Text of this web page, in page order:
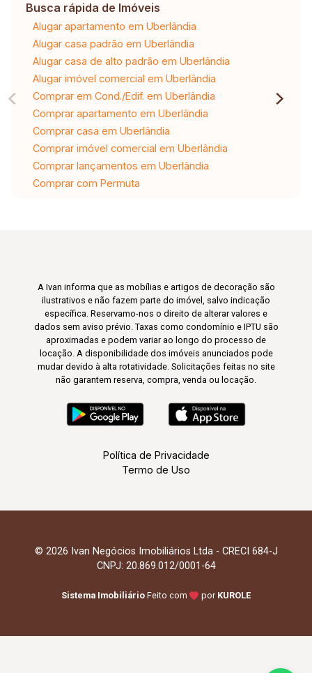
Busca rápida de Imóveis
Alugar apartamento em Uberlândia
Alugar casa padrão em Uberlândia
Alugar casa de alto padrão em Uberlândia
Alugar imóvel comercial em Uberlândia
Comprar em Cond./Edif. em Uberlândia
Comprar apartamento em Uberlândia
Comprar casa em Uberlândia
Comprar imóvel comercial em Uberlândia
Comprar lançamentos em Uberlândia
Comprar com Permuta
A Ivan informa que as mobílias e artigos de decoração são
ilustrativos e não fazem parte do imóvel, salvo indicação
específica. Reservamo-nos o direito de alterar valores e
dados sem aviso prévio. Taxas como condomínio e IPTU são
aproximadas e podem variar ao longo do processo de
locação. A disponibilidade dos imóveis anunciados pode
mudar devido à alta rotatividade. Solicitações feitas no site
não garantem reserva, compra, venda ou locação.
Política de Privacidade
Termo de Uso
© 2026 Ivan Negócios Imobiliários Ltda - CRECI 684-J
CNPJ: 20.869.012/0001-64
Sistema Imobiliário Feito com por KUROLE